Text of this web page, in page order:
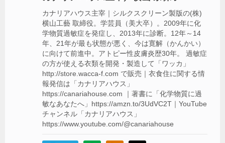
カナリアハウス主宰｜シルクスクリーン製版の(株)
横山工藝 取締役。学芸員（美大卒）。2009年に化
学物質過敏症を発症し、2013年に診断。12年～14
年、21年が最も状態が悪く、今は寛解（かんかい）
に向けて前進中。アトピー性皮膚炎歴30年。 過敏症
の方が使える衣類を開発・製造して「ワッカ」
http://store.wacca-f.com で販売｜衣食住に関する情
報発信は「カナリアハウス」
https://canariahouse.com ｜著書に「化学物質に過
敏なあなたへ」https://amzn.to/3UdVC2T｜YouTube
チャンネル「カナリアハウス」
https://www.youtube.com/@canariahouse